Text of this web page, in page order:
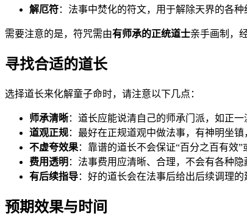
解厄符：法事中焚化的符文，用于解除天界的各种
需要注意的是，符咒需由有师承的正统道士亲手画制，
寻找合适的道长
选择道长来化解童子命时，请注意以下几点：
师承清晰：道长应能说清自己的师承门派，如正
道观正规：最好在正规道观中做法事，有神明坐
不虚夸效果：靠谱的道长不会保证“百分之百有效”
费用透明 ：法事费用应清晰、合理，不会有各种隐
有后续指导：好的道长会在法事后给出后续调理的
预期效果与时间